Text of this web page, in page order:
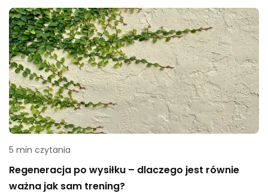
jednej metody może prowadzić do kompromisów. W
bardziej złożonych przypadkach lepszy efekt daje
połączenie ortodoncji, protetyki i stomatologii
estetycznej w jeden uporządkowany plan.
5 min czytania
Regeneracja po wysiłku – dlaczego jest równie
ważna jak sam trening?